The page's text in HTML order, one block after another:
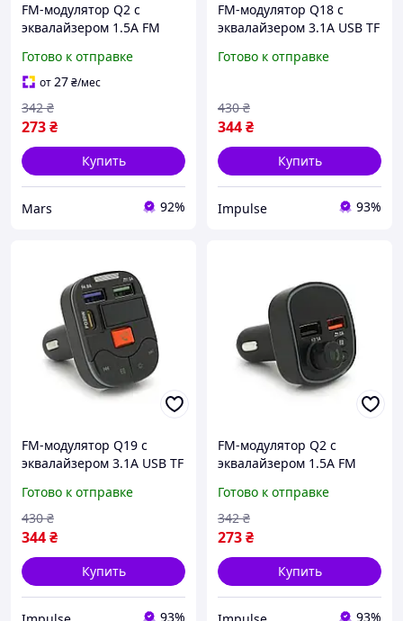
FM-модулятор Q2 с
эквалайзером 1.5A FM
Готово к отправке
от27₴/мес
273₴
342 ₴
Купить
Mars 92%
FM-модулятор Q18 с
эквалайзером 3.1A USB TF
Готово к отправке
344₴
430 ₴
Купить
Impulse 93%
FM-модулятор Q19 с
эквалайзером 3.1A USB TF
Готово к отправке
344₴
430 ₴
Купить
93%
FM-модулятор Q2 с
эквалайзером 1.5A FM
Готово к отправке
273₴
342 ₴
Купить
93%